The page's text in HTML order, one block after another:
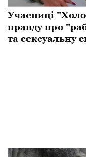
Учасниці
правду про
та сексуальну